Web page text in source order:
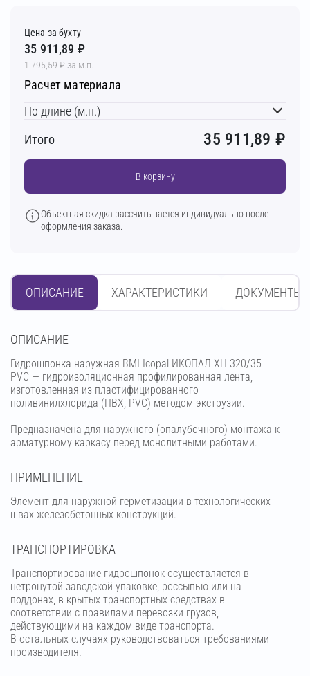
Цена за бухту
35 911,89 ₽
1 795,59 ₽ за м.п.
Расчет материала
По длине (м.п.)
Итого
35 911,89 ₽
В корзину
Объектная скидка рассчитывается индивидуально после
оформления заказа.
ОПИСАНИЕ ХАРАКТЕРИСТИКИ ДОКУМЕНТЫ
OПИСАНИЕ
Гидрошпонка наружная BMI Icopal ИКОПАЛ ХН 320/35
PVC — гидроизоляционная профилированная лента,
изготовленная из пластифицированного
поливинилхлорида (ПВХ, PVC) методом экструзии.
Предназначена для наружного (опалубочного) монтажа к
арматурному каркасу перед монолитными работами.
ПРИМЕНЕНИЕ
Элемент для наружной герметизации в технологических
швах железобетонных конструкций.
ТРАНСПОРТИРОВКА
Транспортирование гидрошпонок осуществляется в
нетронутой заводской упаковке, россыпью или на
поддонах, в крытых транспортных средствах в
соответствии с правилами перевозки грузов,
действующими на каждом виде транспорта.
В остальных случаях руководствоваться требованиями
производителя.